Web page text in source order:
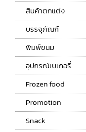
สินค้าตกแต่ง
บรรจุภัณฑ์
พิมพ์ขนม
อุปกรณ์เบเกอรี่
Frozen food
Promotion
Snack